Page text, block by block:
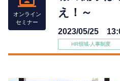
オンライン
セミナー
え！～
2023/05/25
HR領域-⼈事制度